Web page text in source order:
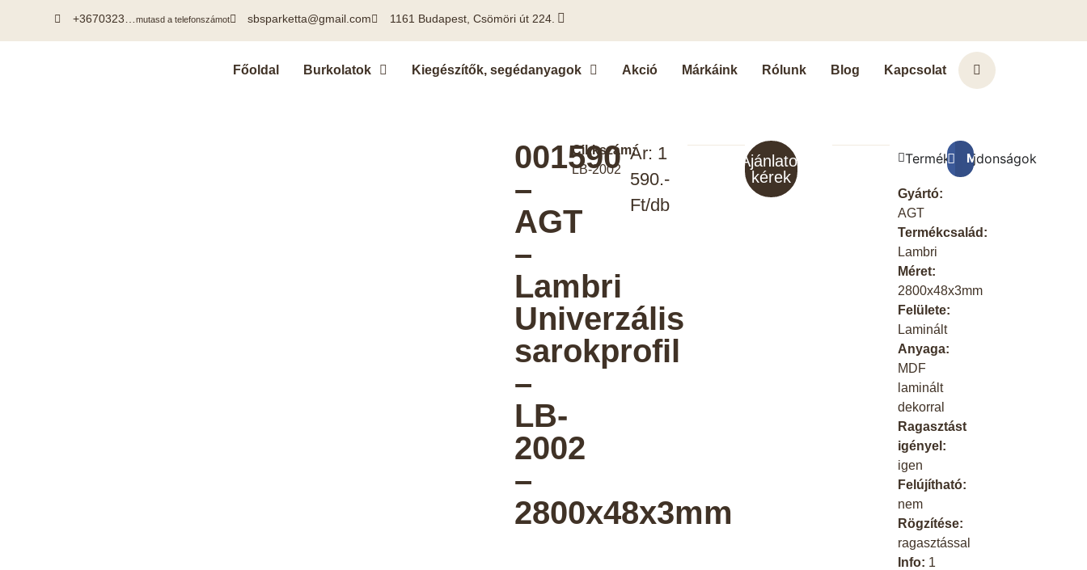
+3670323…mutasd a telefonszámot sbsparketta@gmail.com 1161 Budapest, Csömöri út 224.
Főoldal Burkolatok Kiegészítők, segédanyagok Akció Márkáink Rólunk Blog Kapcsolat
001590
–
AGT
–
Lambri
Univerzális
sarokprofil
–
LB-
2002
–
2800x48x3mm
Cikkszám:
LB-2002
Ár: 1
590.-
Ft/db
Ajánlatot
kérek
Terméktulajdonságok
Gyártó:
AGT
Termékcsalád:
Lambri
Méret:
2800x48x3mm
Felülete:
Laminált
Anyaga:
MDF
laminált
dekorral
Ragasztást
igényel:
igen
Felújítható:
nem
Rögzítése:
ragasztással
Info: 1
Megosztás a